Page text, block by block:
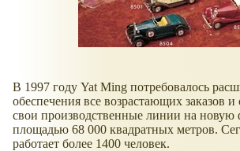
В 1997 году Yat Ming потребовалось
обеспечения все возрастающих заказов
свои производственные линии на новую
площадью 68 000 квадратных метров.
работает более 1400 человек.